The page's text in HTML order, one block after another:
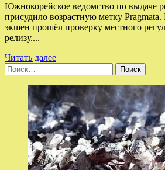
Уэстом
в
главной
Южнокорейское ведомство по выдаче
присудило возрастную метку
экшен прошёл проверку местного
релизу....
Читать далееПрочитать
о
Pragmata
от
Capcom
выдали
возрастной
рейтинг
в
Южной
Найти: